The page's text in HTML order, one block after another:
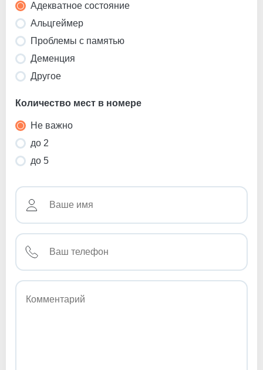
Адекватное состояние
Альцгеймер
Проблемы с памятью
Деменция
Другое
Количество мест в номере
Не важно
до 2
до 5